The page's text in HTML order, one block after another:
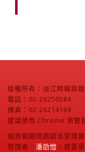
版權所有：淡江時報與
電話：02-26250584
傳真：02-26214169
建議使用 Chrome 瀏覽
個資相關問題請洽受理
管理者： 潘劭愷 / 建置單